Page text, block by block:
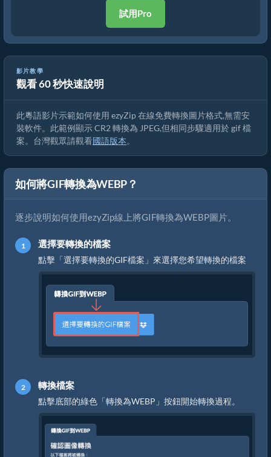
試用Pro
影片教學
觀看 60 秒快速說明
如何在線上免費轉換 gif 圖片
此粵語影片示範如何使用 ezyZip 在線免費轉換圖片格式,無需安
裝軟件。此範例顯示 CR2 轉換為 JPEG,但相同步驟適用於 gif 檔
案。台灣觀眾請觀看國語版本。
如何將GIF轉換為WEBP？
逐步說明如何使用ezyZip線上將GIF轉換為WEBP圖片。
選擇要轉換的檔案
點擊「選擇要轉換的GIF檔案」來選擇您希望轉換的檔案
轉換檔案
點擊底部的綠色「轉換為WEBP」按鈕開始轉換過程。